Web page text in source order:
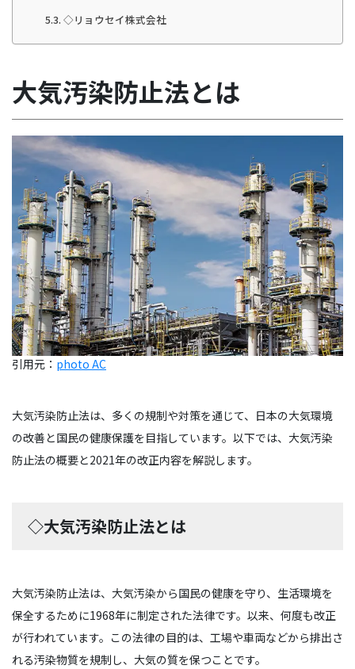
◇リョウセイ株式会社
大気汚染防止法とは
引用元： photo AC
大気汚染防止法は、多くの規制や対策を通じて、日本の大気環境
の改善と国民の健康保護を目指しています。以下では、大気汚染
防止法の概要と2021年の改正内容を解説します。
◇大気汚染防止法とは
大気汚染防止法は、大気汚染から国民の健康を守り、生活環境を
保全するために1968年に制定された法律です。以来、何度も改正
が行われています。この法律の目的は、工場や車両などから排出さ
れる汚染物質を規制し、大気の質を保つことです。